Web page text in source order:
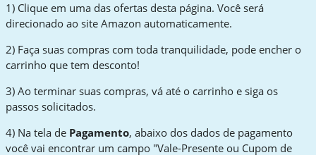
1) Clique em uma das ofertas desta página. Você será
direcionado ao site Amazon automaticamente.
2) Faça suas compras com toda tranquilidade, pode encher o
carrinho que tem desconto!
3) Ao terminar suas compras, vá até o carrinho e siga os
passos solicitados.
4) Na tela de Pagamento, abaixo dos dados de pagamento
você vai encontrar um campo "Vale-Presente ou Cupom de